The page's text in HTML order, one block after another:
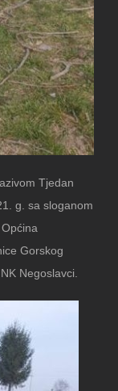
Tjedan
g. sa sloganom
Gorskog
Negoslavci.